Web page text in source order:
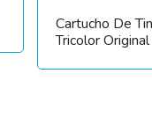
Cartucho De
Tricolor Original